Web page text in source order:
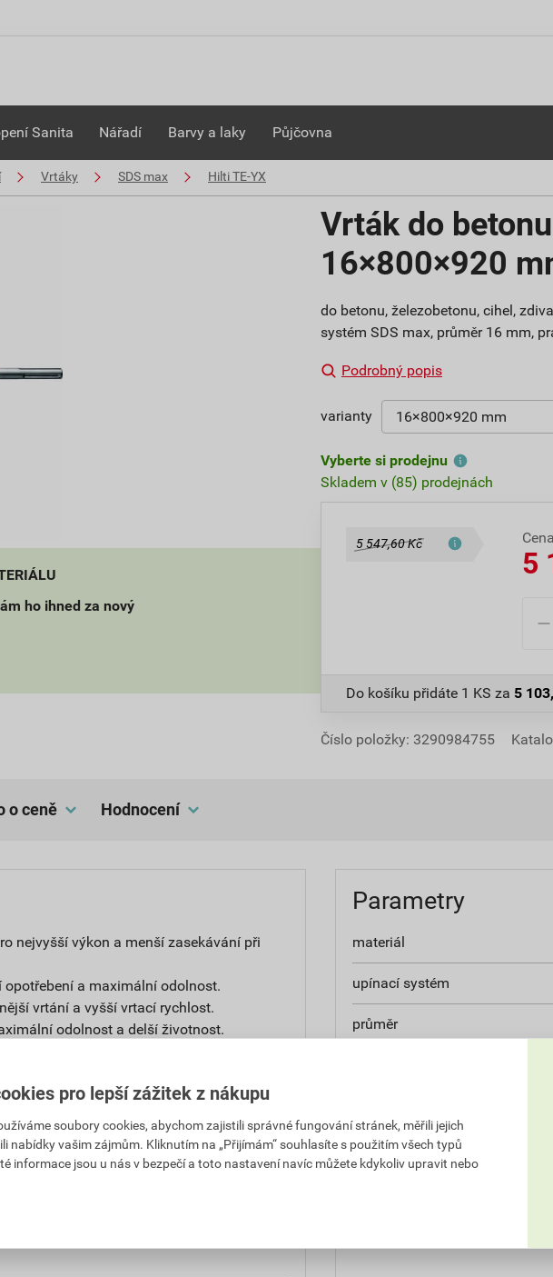
Sanita Nářadí Barvy a laky Půjčovna
Vrtáky SDS max Hilti TE-YX
ho ihned za nový
Vrták do
16×800×920
do betonu, železobetonu, cihel,
systém SDS max, průměr 16 mm,
Podrobný popis
varianty
Vyberte si prodejnu
Skladem v (85) prodejnách
5 547,60 Kč
5
Do košíku přidáte 1 KS za 5
Číslo položky: 3290984755
o ceně hodnocení
nejvyšší výkon a menší zasekávání při
a maximální odolnost.
vrtání a vyšší vrtací rychlost.
odolnost a delší životnost.
či váznutí na výztužích.
zdiva a dalších stavebních materiálů
kotvy
kotvy
lepící malty Hilti
práci na rekonstrukcích, např. těsnění
vody
Parametry
materiál
upínací systém
průměr
rozměry
pro lepší zážitek z nákupu
soubory cookies, abychom zajistili správné fungování stránek, měřili jejich
nabídky vašim zájmům. Kliknutím na „Přijímám“ souhlasíte s použitím všech typů
informace jsou u nás v bezpečí a toto nastavení navíc můžete kdykoliv upravit nebo